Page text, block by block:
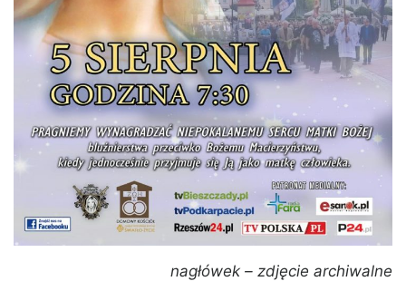
nagłówek – zdjęcie archiwalne